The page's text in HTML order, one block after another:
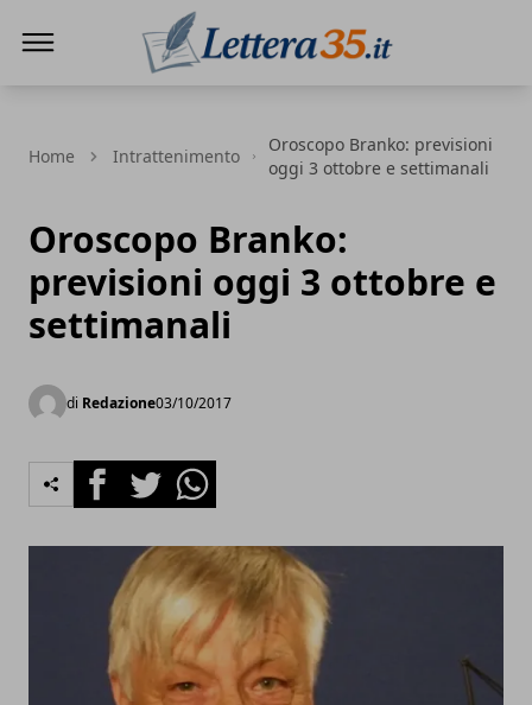
Home Intrattenimento
Oroscopo Branko: previsioni
oggi 3 ottobre e settimanali
Oroscopo Branko:
previsioni oggi 3 ottobre e
settimanali
di Redazione03/10/2017
FacebookTwitterWhatsapp